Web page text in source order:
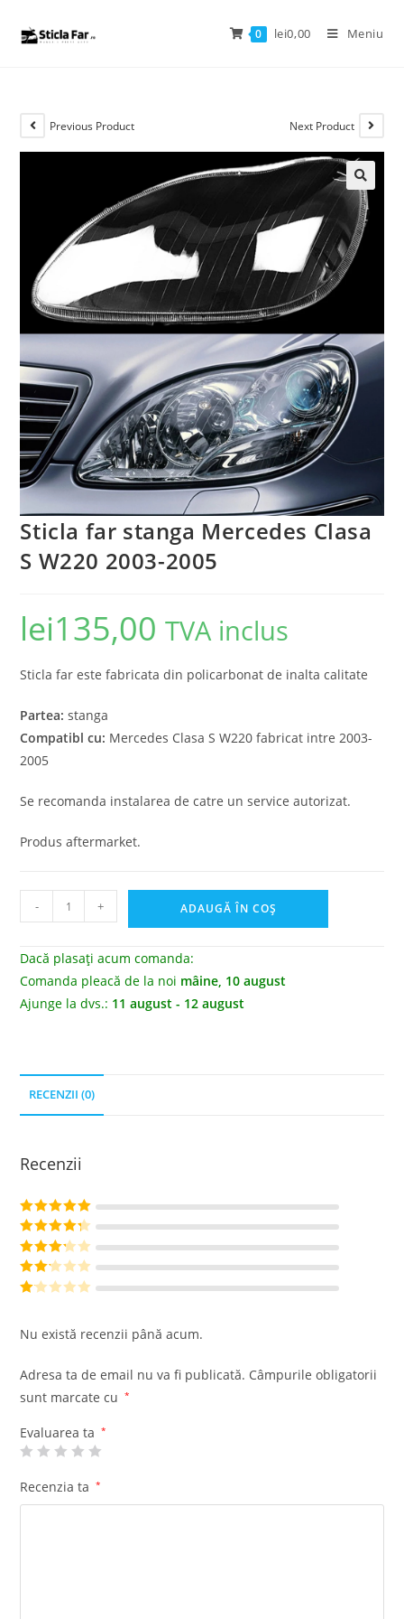
0 lei0,00 Meniu
Previous Product Next Product
🔍
Sticla far stanga Mercedes Clasa
S W220 2003-2005
lei135,00 TVA inclus
Sticla far este fabricata din policarbonat de inalta calitate
Partea: stanga
Compatibl cu: Mercedes Clasa S W220 fabricat intre 2003-
2005
Se recomanda instalarea de catre un service autorizat.
Produs aftermarket.
- + ADAUGĂ ÎN COȘ
Dacă plasați acum comanda:
Comanda pleacă de la noi mâine, 10 august
Ajunge la dvs.: 11 august - 12 august
RECENZII (0)
Recenzii
Evaluat la5
din 5
Evaluat la
4din 5
Evaluat
la3din
Evalu
1
n
Nu există recenzii până acum.
Adresa ta de email nu va fi publicată. Câmpurile obligatorii
sunt marcate cu
*
Evaluarea ta *
Recenzia ta *